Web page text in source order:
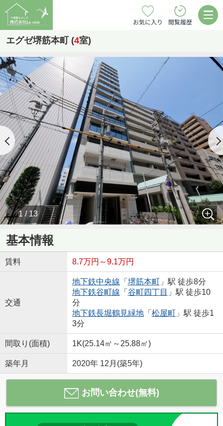
お気に入り 閲覧履歴
エグゼ堺筋本町 (4室)
1 / 13
基本情報
賃料 8.7万円～9.1万円
交通
地下鉄中央線 「 堺筋本町」駅 徒歩8分
地下鉄谷町線 「 谷町四丁目 」駅 徒歩10
分
地下鉄長堀鶴見緑地「 松屋町」駅 徒歩1
3分
間取り(面積) 1K(25.14㎡～25.88㎡)
築年月 2020年 12月(築5年)
お問い合わせ(無料)